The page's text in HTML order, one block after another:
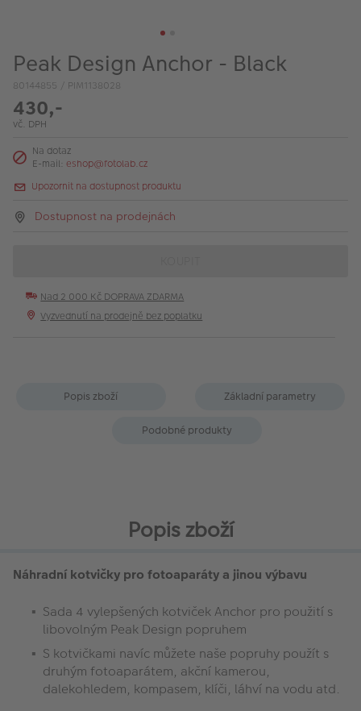
Akce a slevy
Fotoprodukty
Peak Design Anchor - Black
80144855 / PIM1138028
430,-
vč. DPH
Na dotaz
E-mail: eshop@fotolab.cz
Upozornit na dostupnost produktu
Dostupnost na prodejnách
Nad 2 000 Kč DOPRAVA ZDARMA
Vyzvednutí na prodejně bez poplatku
Popis zboží Základní parametry
Podobné produkty
Popis zboží
Náhradní kotvičky pro fotoaparáty a jinou výbavu
Sada 4 vylepšených kotviček Anchor pro použití s
libovolným Peak Design popruhem
S kotvičkami navíc můžete naše popruhy použít s
druhým fotoaparátem, akční kamerou,
dalekohledem, kompasem, klíči, láhví na vodu atd.